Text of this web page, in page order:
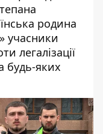
родина
учасники
легалізації
будь-яких